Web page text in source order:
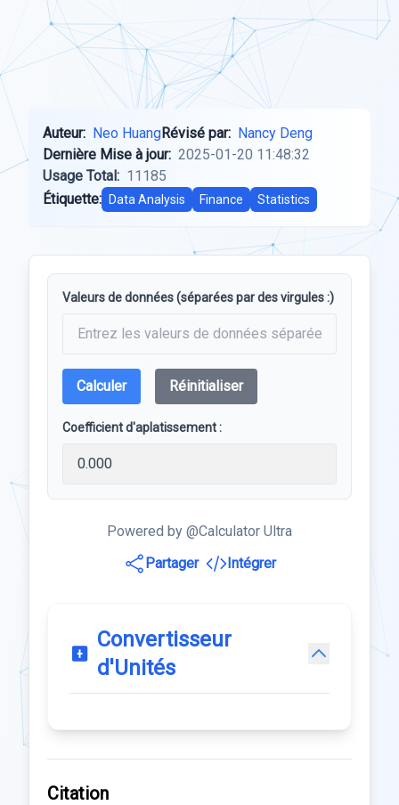
Auteur: Neo HuangRévisé par: Nancy Deng
Dernière Mise à jour: 2025-01-20 11:48:32
Usage Total: 11185
Étiquette:
Data Analysis Finance Statistics
Valeurs de données (séparées par des virgules :)
Calculer Réinitialiser
Coefficient d'aplatissement :
Powered by @Calculator Ultra
Partager
Intégrer
Convertisseur
d'Unités
Citation